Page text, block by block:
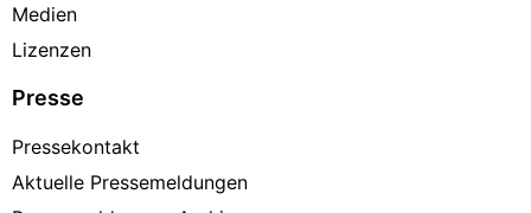
Medien
Lizenzen
Presse
Pressekontakt
Aktuelle Pressemeldungen